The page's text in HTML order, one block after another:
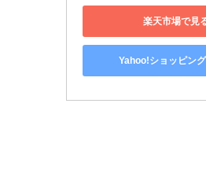
楽天市場で見
Yahoo!ショッピン